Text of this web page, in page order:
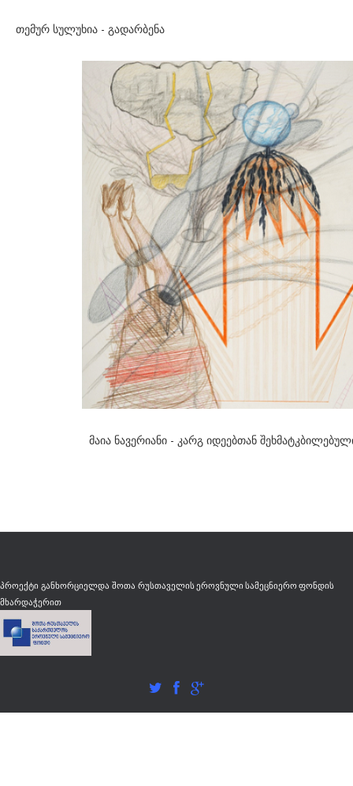
თემურ სულუხია - გადარბენა
მაია ნავერიანი - კარგ იდეებთან
პროექტი განხორციელდა შოთა რუსთაველის ეროვნული სამეცნიერო ფონდის
მხარდაჭერით